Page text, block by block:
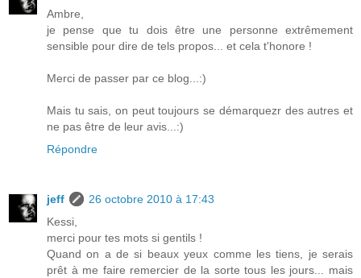
Ambre,
je pense que tu dois être une personne extrêmement
sensible pour dire de tels propos... et cela t'honore !
Merci de passer par ce blog...:)
Mais tu sais, on peut toujours se démarquezr des autres et
ne pas être de leur avis...:)
Répondre
jeff
26 octobre 2010 à 17:43
Kessi,
merci pour tes mots si gentils !
Quand on a de si beaux yeux comme les tiens, je serais
prêt à me faire remercier de la sorte tous les jours... mais